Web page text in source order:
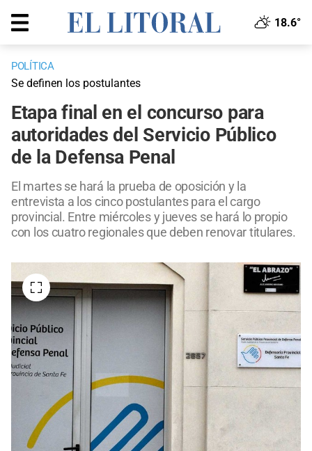
18.6°
POLÍTICA
Se definen los postulantes
Etapa final en el concurso para
autoridades del Servicio Público
de la Defensa Penal
El martes se hará la prueba de oposición y la
entrevista a los cinco postulantes para el cargo
provincial. Entre miércoles y jueves se hará lo propio
con los cuatro regionales que deben renovar titulares.